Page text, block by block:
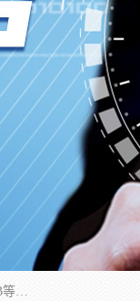
航空煤油（Jet Fuel）是专门为喷气式航空发动机设计的高纯度燃料，主要分为Jet A、Jet A-1和Jet B等类型。其特点是闪点高、低温流动性好，并添加了抗静电剂和抗氧化剂以确保飞行安全。航空煤油需